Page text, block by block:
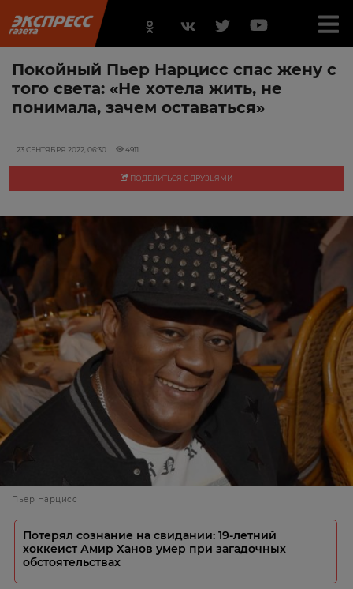
Покойный Пьер Нарцисс спас жену с
того света: «Не хотела жить, не
понимала, зачем оставаться»
23 СЕНТЯБРЯ 2022, 06:30 4911
ПОДЕЛИТЬСЯ С ДРУЗЬЯМИ
Пьер Нарцисс
Потерял сознание на свидании: 19-летний
хоккеист Амир Ханов умер при загадочных
обстоятельствах